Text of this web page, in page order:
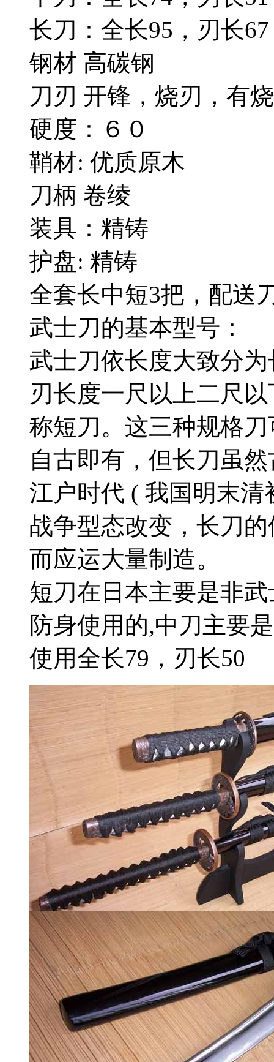
长刀：全长95，刃长
钢材 高碳钢
刀刃 开锋，烧刃，有
硬度：６０
鞘材: 优质原木
刀柄 卷绫
装具：精铸
护盘: 精铸
全套长中短3把，配送
武士刀的基本型号：
武士刀依长度大致分
刃长度一尺以上二尺
称短刀。这三种规格
自古即有，但长刀虽
江户时代 ( 我国明末
战争型态改变，长刀
而应运大量制造。
短刀在日本主要是非
防身使用的,中刀主要
使用全长79，刃长50